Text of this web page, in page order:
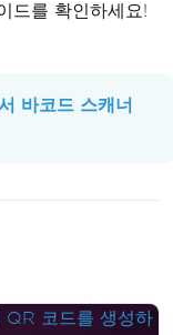
드를 확인하세요!
바코드 스캐너